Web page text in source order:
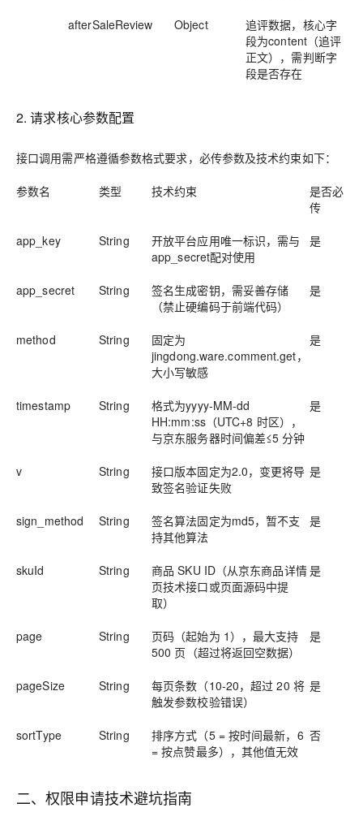
afterSaleReview Object
追评数据，核心字
段为content（追评
正文），需判断字
段是否存在
2. 请求核心参数配置
接口调用需严格遵循参数格式要求，必传参数及技术约束如下：
参数名 类型 技术约束
是否必
传
app_key String
开放平台应用唯一标识，需与
app_secret配对使用
是
app_secret String
签名生成密钥，需妥善存储
（禁止硬编码于前端代码）
是
method String
固定为
jingdong.ware.comment.get，
大小写敏感
是
timestamp String
格式为yyyy-MM-dd
HH:mm:ss（UTC+8 时区），
与京东服务器时间偏差≤5 分钟
是
v String
接口版本固定为2.0，变更将导
致签名验证失败
是
sign_method String
签名算法固定为md5，暂不支
持其他算法
是
skuId String
商品 SKU ID（从京东商品详情
页技术接口或页面源码中提
取）
是
page String
页码（起始为 1），最大支持
500 页（超过将返回空数据）
是
pageSize String
每页条数（10-20，超过 20 将
触发参数校验错误）
是
sortType String
排序方式（5 = 按时间最新，6
= 按点赞最多），其他值无效
否
二、权限申请技术避坑指南